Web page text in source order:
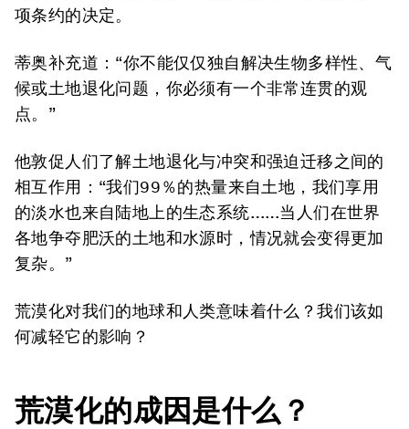
项条约的决定。
蒂奥补充道：“你不能仅仅独自解决生物多样性、气
候或土地退化问题，你必须有一个非常连贯的观
点。”
他敦促人们了解土地退化与冲突和强迫迁移之间的
相互作用：“我们99％的热量来自土地，我们享用
的淡水也来自陆地上的生态系统……当人们在世界
各地争夺肥沃的土地和水源时，情况就会变得更加
复杂。”
荒漠化对我们的地球和人类意味着什么？我们该如
何减轻它的影响？
荒漠化的成因是什么？